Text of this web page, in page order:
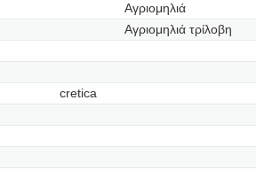
Αγριομηλιά
Αγριομηλιά τρίλοβη
cretica